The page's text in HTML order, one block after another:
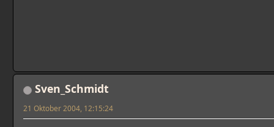
Sven_Schmidt
21 Oktober 2004, 12:15:24